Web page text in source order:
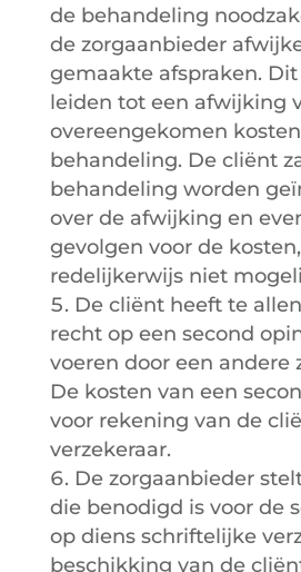
de behandeling
de zorgaanbieder
gemaakte afspraken.
leiden tot een afwijking
overeengekomen
behandeling. De cliënt
behandeling worden
over de afwijking en
gevolgen voor de
redelijkerwijs niet
De cliënt heeft te
recht op een second
voeren door een andere
De kosten van een
voor rekening van de
verzekeraar.
De zorgaanbieder
die benodigd is voor de
op diens schriftelijke
beschikking van de